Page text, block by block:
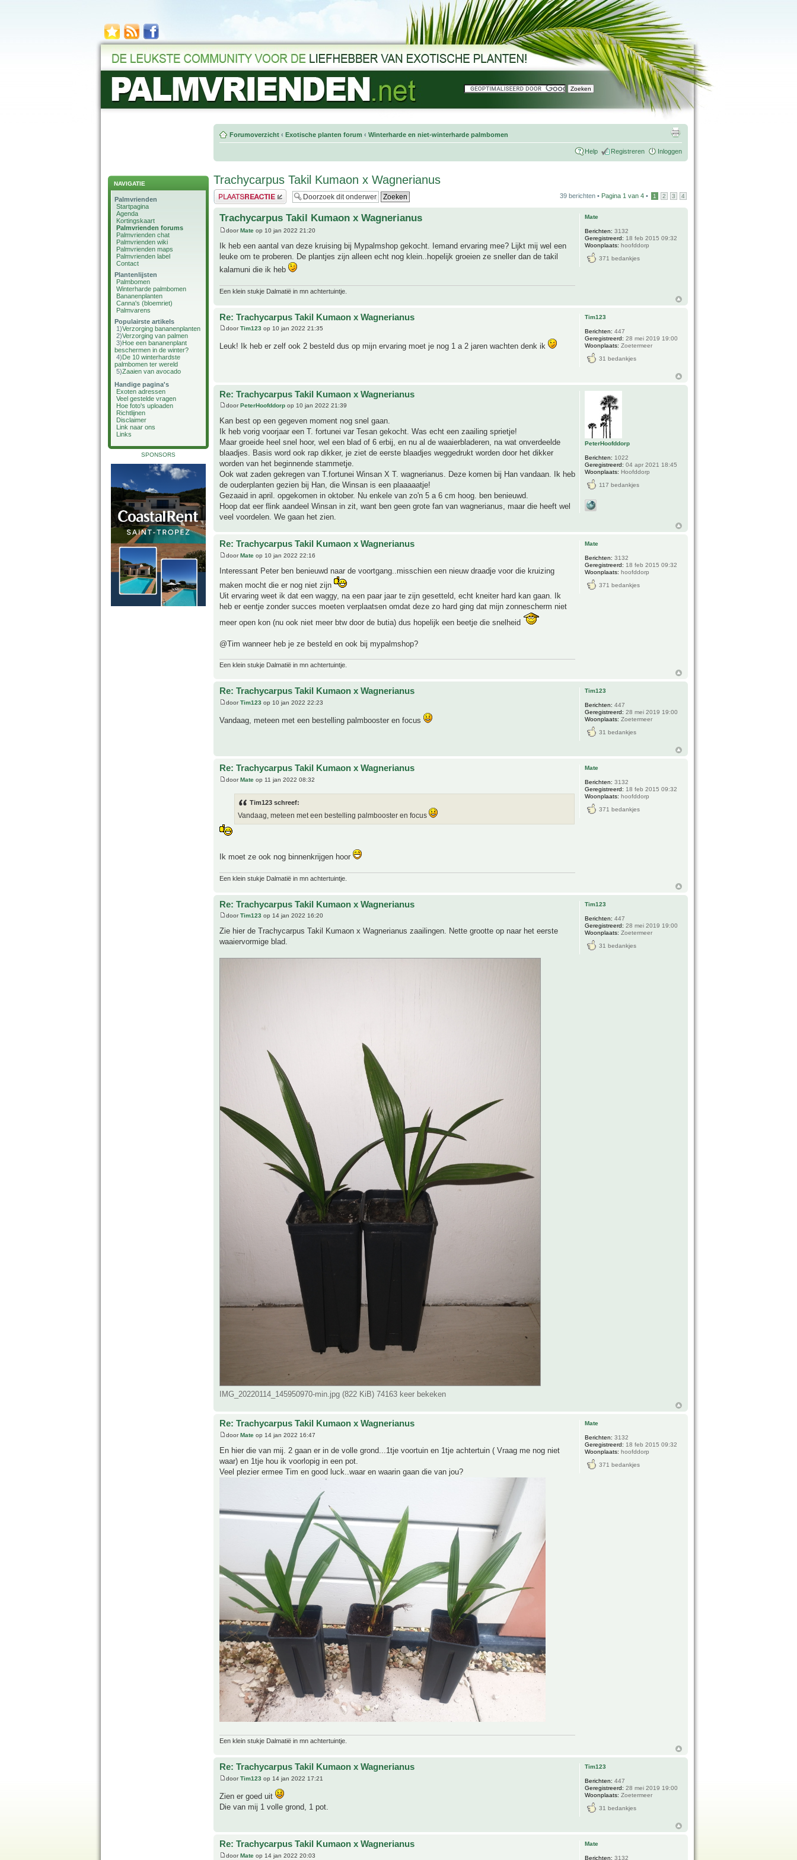
NAVIGATIE
Palmvrienden
Startpagina
Agenda
Kortingskaart
Palmvrienden forums
Palmvrienden chat
Palmvrienden wiki
Palmvrienden maps
Palmvrienden label
Contact
Plantenlijsten
Palmbomen
Winterharde palmbomen
Bananenplanten
Canna's (bloemriet)
Palmvarens
Populairste artikels
1)Verzorging bananenplanten
2)Verzorging van palmen
3)Hoe een bananenplant
beschermen in de winter?
4)De 10 winterhardste
palmbomen ter wereld
5)Zaaien van avocado
Handige pagina's
Exoten adressen
Veel gestelde vragen
Hoe foto's uploaden
Richtlijnen
Disclaimer
Link naar ons
Links
SPONSORS
Forumoverzicht ‹ Exotische planten forum ‹ Winterharde en niet-winterharde palmbomen
Help Registreren Inloggen
Trachycarpus Takil Kumaon x Wagnerianus
Plaats een reactie 39 berichten • Pagina 1 van 4 • 1 2 3 4
Trachycarpus Takil Kumaon x Wagnerianus
doorMate op 10 jan 2022 21:20
Ik heb een aantal van deze kruising bij Mypalmshop gekocht. Iemand ervaring mee? Lijkt mij wel een
leuke om te proberen. De plantjes zijn alleen echt nog klein..hopelijk groeien ze sneller dan de takil
kalamuni die ik heb
Een klein stukje Dalmatië in mn achtertuintje.
Mate
Berichten: 3132
Geregistreerd: 18 feb 2015 09:32
Woonplaats: hoofddorp
371 bedankjes
Re: Trachycarpus Takil Kumaon x Wagnerianus
doorTim123 op 10 jan 2022 21:35
Leuk! Ik heb er zelf ook 2 besteld dus op mijn ervaring moet je nog 1 a 2 jaren wachten denk ik
Tim123
Berichten: 447
Geregistreerd: 28 mei 2019 19:00
Woonplaats: Zoetermeer
31 bedankjes
Re: Trachycarpus Takil Kumaon x Wagnerianus
doorPeterHoofddorp op 10 jan 2022 21:39
Kan best op een gegeven moment nog snel gaan.
Ik heb vorig voorjaar een T. fortunei var Tesan gekocht. Was echt een zaailing sprietje!
Maar groeide heel snel hoor, wel een blad of 6 erbij, en nu al de waaierbladeren, na wat onverdeelde
blaadjes. Basis word ook rap dikker, je ziet de eerste blaadjes weggedrukt worden door het dikker
worden van het beginnende stammetje.
Ook wat zaden gekregen van T.fortunei Winsan X T. wagnerianus. Deze komen bij Han vandaan. Ik heb
de ouderplanten gezien bij Han, die Winsan is een plaaaaatje!
Gezaaid in april. opgekomen in oktober. Nu enkele van zo'n 5 a 6 cm hoog. ben benieuwd.
Hoop dat eer flink aandeel Winsan in zit, want ben geen grote fan van wagnerianus, maar die heeft wel
veel voordelen. We gaan het zien.
PeterHoofddorp
Berichten: 1022
Geregistreerd: 04 apr 2021 18:45
Woonplaats: Hoofddorp
117 bedankjes
Re: Trachycarpus Takil Kumaon x Wagnerianus
doorMate op 10 jan 2022 22:16
Interessant Peter ben benieuwd naar de voortgang..misschien een nieuw draadje voor die kruizing
maken mocht die er nog niet zijn
Uit ervaring weet ik dat een waggy, na een paar jaar te zijn gesetteld, echt kneiter hard kan gaan. Ik
heb er eentje zonder succes moeten verplaatsen omdat deze zo hard ging dat mijn zonnescherm niet
meer open kon (nu ook niet meer btw door de butia) dus hopelijk een beetje die snelheid
@Tim wanneer heb je ze besteld en ook bij mypalmshop?
Een klein stukje Dalmatië in mn achtertuintje.
Mate
Berichten: 3132
Geregistreerd: 18 feb 2015 09:32
Woonplaats: hoofddorp
371 bedankjes
Re: Trachycarpus Takil Kumaon x Wagnerianus
doorTim123 op 10 jan 2022 22:23
Vandaag, meteen met een bestelling palmbooster en focus
Tim123
Berichten: 447
Geregistreerd: 28 mei 2019 19:00
Woonplaats: Zoetermeer
31 bedankjes
Re: Trachycarpus Takil Kumaon x Wagnerianus
doorMate op 11 jan 2022 08:32
Tim123 schreef:
Vandaag, meteen met een bestelling palmbooster en focus
Ik moet ze ook nog binnenkrijgen hoor
Een klein stukje Dalmatië in mn achtertuintje.
Mate
Berichten: 3132
Geregistreerd: 18 feb 2015 09:32
Woonplaats: hoofddorp
371 bedankjes
Re: Trachycarpus Takil Kumaon x Wagnerianus
doorTim123 op 14 jan 2022 16:20
Zie hier de Trachycarpus Takil Kumaon x Wagnerianus zaailingen. Nette grootte op naar het eerste
waaiervormige blad.
IMG_20220114_145950970-min.jpg (822 KiB) 74163 keer bekeken
Tim123
Berichten: 447
Geregistreerd: 28 mei 2019 19:00
Woonplaats: Zoetermeer
31 bedankjes
Re: Trachycarpus Takil Kumaon x Wagnerianus
doorMate op 14 jan 2022 16:47
En hier die van mij. 2 gaan er in de volle grond...1tje voortuin en 1tje achtertuin ( Vraag me nog niet
waar) en 1tje hou ik voorlopig in een pot.
Veel plezier ermee Tim en good luck..waar en waarin gaan die van jou?
Een klein stukje Dalmatië in mn achtertuintje.
Mate
Berichten: 3132
Geregistreerd: 18 feb 2015 09:32
Woonplaats: hoofddorp
371 bedankjes
Re: Trachycarpus Takil Kumaon x Wagnerianus
doorTim123 op 14 jan 2022 17:21
Zien er goed uit
Die van mij 1 volle grond, 1 pot.
Tim123
Berichten: 447
Geregistreerd: 28 mei 2019 19:00
Woonplaats: Zoetermeer
31 bedankjes
Re: Trachycarpus Takil Kumaon x Wagnerianus
doorMate op 14 jan 2022 20:03
Mate
Berichten: 3132